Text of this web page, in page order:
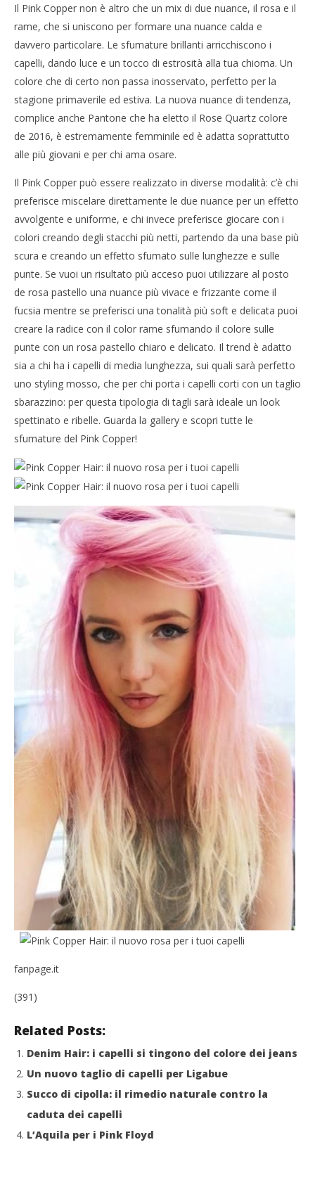
09/03/2016
letizia
Il Pink Copper non è altro che un mix di due nuance, il rosa e il
rame, che si uniscono per formare una nuance calda e
davvero particolare. Le sfumature brillanti arricchiscono i
capelli, dando luce e un tocco di estrosità alla tua chioma. Un
colore che di certo non passa inosservato, perfetto per la
stagione primaverile ed estiva. La nuova nuance di tendenza,
complice anche Pantone che ha eletto il Rose Quartz colore
de 2016, è estremamente femminile ed è adatta soprattutto
alle più giovani e per chi ama osare.
Il Pink Copper può essere realizzato in diverse modalità: c’è chi
preferisce miscelare direttamente le due nuance per un effetto
avvolgente e uniforme, e chi invece preferisce giocare con i
colori creando degli stacchi più netti, partendo da una base più
scura e creando un effetto sfumato sulle lunghezze e sulle
punte. Se vuoi un risultato più acceso puoi utilizzare al posto
de rosa pastello una nuance più vivace e frizzante come il
fucsia mentre se preferisci una tonalità più soft e delicata puoi
creare la radice con il color rame sfumando il colore sulle
punte con un rosa pastello chiaro e delicato. Il trend è adatto
sia a chi ha i capelli di media lunghezza, sui quali sarà perfetto
uno styling mosso, che per chi porta i capelli corti con un taglio
sbarazzino: per questa tipologia di tagli sarà ideale un look
spettinato e ribelle. Guarda la gallery e scopri tutte le
sfumature del Pink Copper!
fanpage.it
(391)
Related Posts:
Denim Hair: i capelli si tingono del colore dei jeans
Un nuovo taglio di capelli per Ligabue
Succo di cipolla: il rimedio naturale contro la
caduta dei capelli
L’Aquila per i Pink Floyd